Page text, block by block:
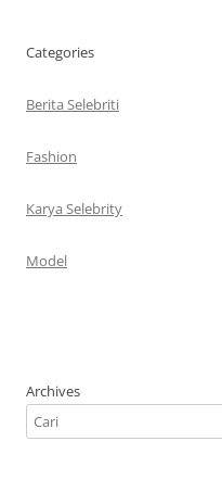
Categories
Berita Selebriti
Fashion
Karya Selebrity
Model
Archives